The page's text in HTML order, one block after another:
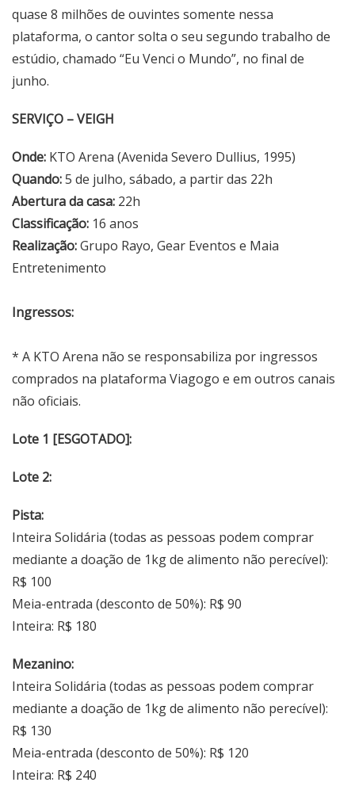
quase 8 milhões de ouvintes somente nessa
plataforma, o cantor solta o seu segundo trabalho de
estúdio, chamado “Eu Venci o Mundo”, no final de
junho.
SERVIÇO – VEIGH
Onde: KTO Arena (Avenida Severo Dullius, 1995)
Quando:5 de julho, sábado, a partir das 22h
Abertura da casa: 22h
Classificação: 16 anos
Realização:Grupo Rayo, Gear Eventos e Maia
Entretenimento
Ingressos:
* A KTO Arena não se responsabiliza por ingressos
comprados na plataforma Viagogo e em outros canais
não oficiais.
Lote 1 [ESGOTADO]:
Lote 2:
Pista:
Inteira Solidária (todas as pessoas podem comprar
mediante a doação de 1kg de alimento não perecível):
R$ 100
Meia-entrada (desconto de 50%): R$ 90
Inteira: R$ 180
Mezanino:
Inteira Solidária (todas as pessoas podem comprar
mediante a doação de 1kg de alimento não perecível):
R$ 130
Meia-entrada (desconto de 50%): R$ 120
Inteira: R$ 240